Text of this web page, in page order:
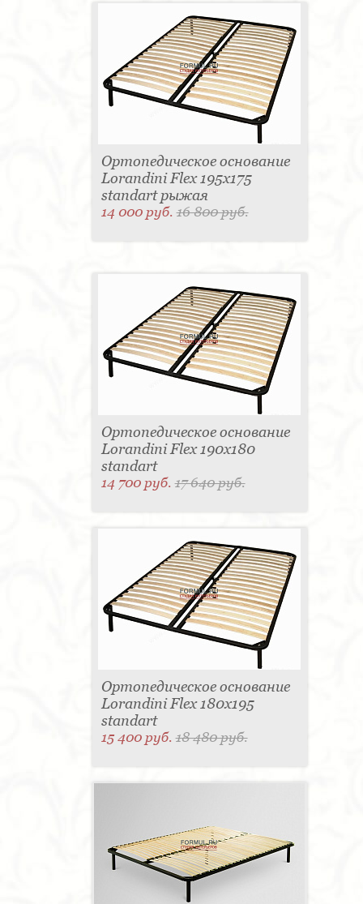
Ортопедическое основание
Lorandini Flex 195x175
standart рыжая
14 000 руб.16 800 руб.
Ортопедическое основание
Lorandini Flex 190x180
standart
14 700 руб.17 640 руб.
Ортопедическое основание
Lorandini Flex 180x195
standart
15 400 руб.18 480 руб.